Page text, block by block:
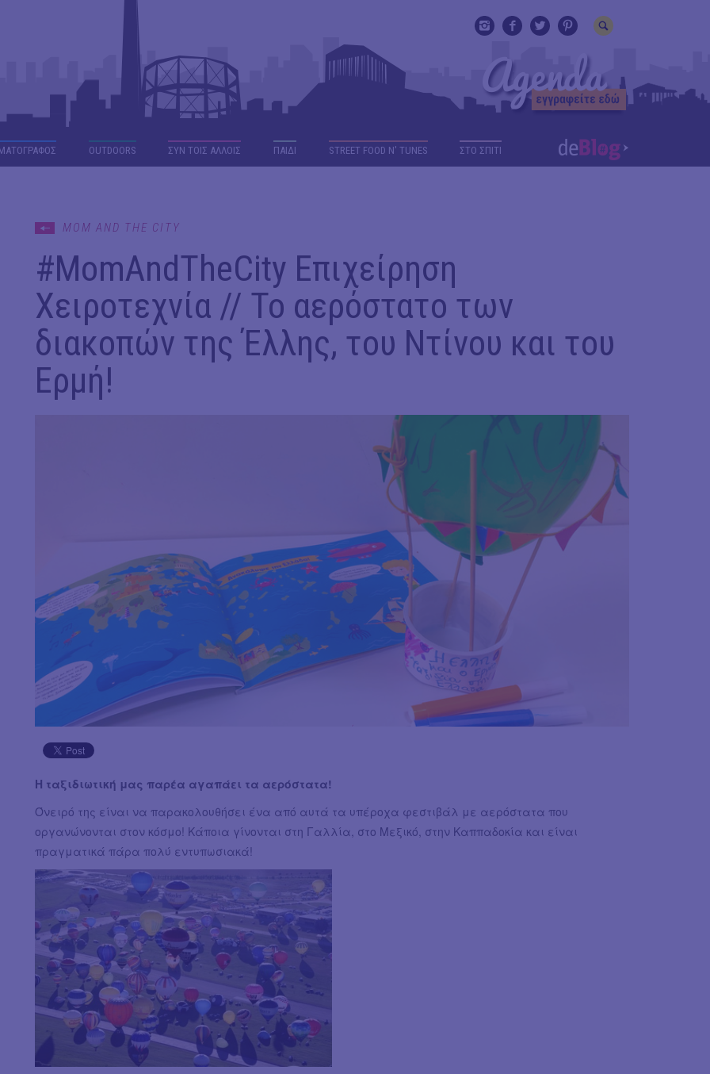
OUTDΟORS ΣΥΝ ΤΟΙΣ ΑΛΛΟΙΣ ΠΑΙΔΙ STREET FOOD N' TUNES ΣΤΟ ΣΠΙΤΙ
MOM AND THE CITY
#ΜomAndTheCity Επιχείρηση
Χειροτεχνία // Το αερόστατο των
διακοπών της Έλλης, του Ντίνου και του
Ερμή!
Η ταξιδιωτική μας παρέα αγαπάει τα αερόστατα!
Όνειρό της είναι να παρακολουθήσει ένα από αυτά τα υπέροχα φεστιβάλ με αερόστατα που
οργανώνονται στον κόσμο! Κάποια γίνονται στη Γαλλία, στο Μεξικό, στην Καππαδοκία και είναι
πραγματικά πάρα πολύ εντυπωσιακά!